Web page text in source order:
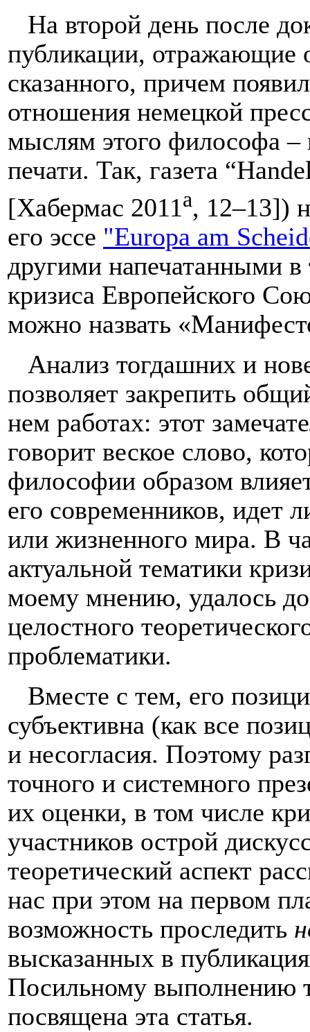
На второй день после
публикации, отражающие
сказанного, причем
отношения немецкой
мыслям этого философа –
печати. Так, газета “
[Хабермас 2011а, 12–13])
его эссе "Europa am
другими напечатанными
кризиса Европейского
можно назвать
Анализ тогдашних и
позволяет закрепить
нем работах: этот
говорит веское слово,
философии образом
его современников, идет
или жизненного мира. В
актуальной тематики
моему мнению, удалось
целостного
проблематики.
Вместе с тем, его
субъективна (как все
и несогласия. Поэтому
точного и системного
их оценки, в том числе
участников острой
теоретический аспект
нас при этом на первом
возможность проследить
высказанных в
Посильному выполнению
посвящена эта статья.